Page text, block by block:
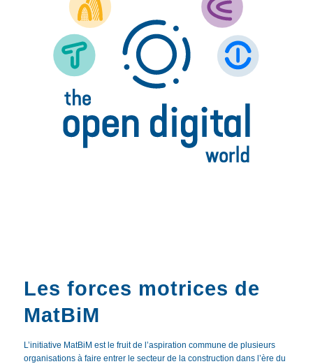
Les forces motrices de
MatBiM
L’initiative MatBiM est le fruit de l’aspiration commune de plusieurs
organisations à faire entrer le secteur de la construction dans l’ère du